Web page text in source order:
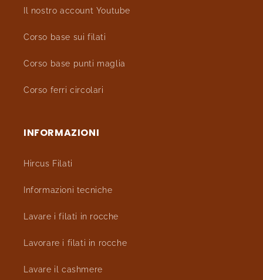
Il nostro account Youtube
Corso base sui filati
Corso base punti maglia
Corso ferri circolari
INFORMAZIONI
Hircus Filati
Informazioni tecniche
Lavare i filati in rocche
Lavorare i filati in rocche
Lavare il cashmere